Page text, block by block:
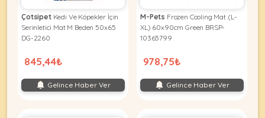
ÇotsipetKedi Ve Köpekler İçin
Serinletici Mat M Beden 50x65
DG-2260
845,44₺
Gelince Haber Ver
M-Pets Frozen Cooling Mat (L-
XL) 60x90cm Green BRSP-
10365799
978,75₺
Gelince Haber Ver